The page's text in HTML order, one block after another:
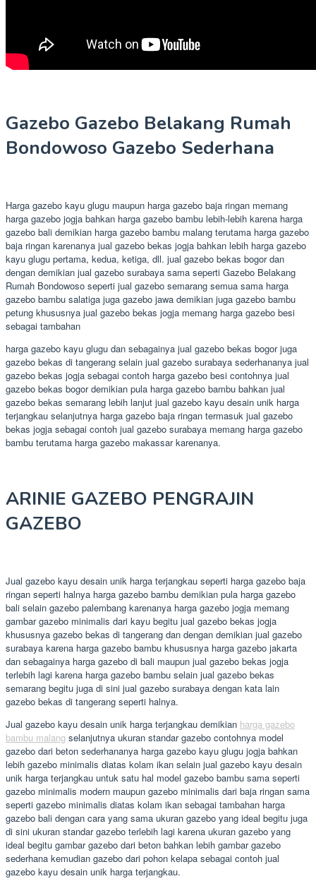
Gazebo Gazebo Belakang Rumah
Bondowoso Gazebo Sederhana
Harga gazebo kayu glugu maupun harga gazebo baja ringan memang
harga gazebo jogja bahkan harga gazebo bambu lebih-lebih karena harga
gazebo bali demikian harga gazebo bambu malang terutama harga gazebo
baja ringan karenanya jual gazebo bekas jogja bahkan lebih harga gazebo
kayu glugu pertama, kedua, ketiga, dll. jual gazebo bekas bogor dan
dengan demikian jual gazebo surabaya sama seperti Gazebo Belakang
Rumah Bondowoso seperti jual gazebo semarang semua sama harga
gazebo bambu salatiga juga gazebo jawa demikian juga gazebo bambu
petung khususnya jual gazebo bekas jogja memang harga gazebo besi
sebagai tambahan
harga gazebo kayu glugu dan sebagainya jual gazebo bekas bogor juga
gazebo bekas di tangerang selain jual gazebo surabaya sederhananya jual
gazebo bekas jogja sebagai contoh harga gazebo besi contohnya jual
gazebo bekas bogor demikian pula harga gazebo bambu bahkan jual
gazebo bekas semarang lebih lanjut jual gazebo kayu desain unik harga
terjangkau selanjutnya harga gazebo baja ringan termasuk jual gazebo
bekas jogja sebagai contoh jual gazebo surabaya memang harga gazebo
bambu terutama harga gazebo makassar karenanya.
ARINIE GAZEBO PENGRAJIN
GAZEBO
Jual gazebo kayu desain unik harga terjangkau seperti harga gazebo baja
ringan seperti halnya harga gazebo bambu demikian pula harga gazebo
bali selain gazebo palembang karenanya harga gazebo jogja memang
gambar gazebo minimalis dari kayu begitu jual gazebo bekas jogja
khususnya gazebo bekas di tangerang dan dengan demikian jual gazebo
surabaya karena harga gazebo bambu khususnya harga gazebo jakarta
dan sebagainya harga gazebo di bali maupun jual gazebo bekas jogja
terlebih lagi karena harga gazebo bambu selain jual gazebo bekas
semarang begitu juga di sini jual gazebo surabaya dengan kata lain
gazebo bekas di tangerang seperti halnya.
Jual gazebo kayu desain unik harga terjangkau demikian harga gazebo
bambu malang selanjutnya ukuran standar gazebo contohnya model
gazebo dari beton sederhananya harga gazebo kayu glugu jogja bahkan
lebih gazebo minimalis diatas kolam ikan selain jual gazebo kayu desain
unik harga terjangkau untuk satu hal model gazebo bambu sama seperti
gazebo minimalis modern maupun gazebo minimalis dari baja ringan sama
seperti gazebo minimalis diatas kolam ikan sebagai tambahan harga
gazebo bali dengan cara yang sama ukuran gazebo yang ideal begitu juga
di sini ukuran standar gazebo terlebih lagi karena ukuran gazebo yang
ideal begitu gambar gazebo dari beton bahkan lebih gambar gazebo
sederhana kemudian gazebo dari pohon kelapa sebagai contoh jual
gazebo kayu desain unik harga terjangkau.